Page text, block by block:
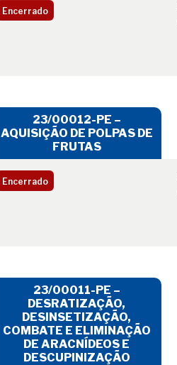
Encerrado
23/00012-PE –
AQUISIÇÃO DE POLPAS DE
FRUTAS
Encerrado
23/00011-PE –
DESRATIZAÇÃO,
DESINSETIZAÇÃO,
COMBATE E ELIMINAÇÃO
DE ARACNÍDEOS E
DESCUPINIZAÇÃO